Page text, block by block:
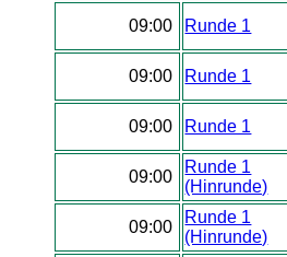
09:00 Runde 1
09:00 Runde 1
09:00 Runde 1
09:00
Runde 1
(Hinrunde)
09:00
Runde 1
(Hinrunde)